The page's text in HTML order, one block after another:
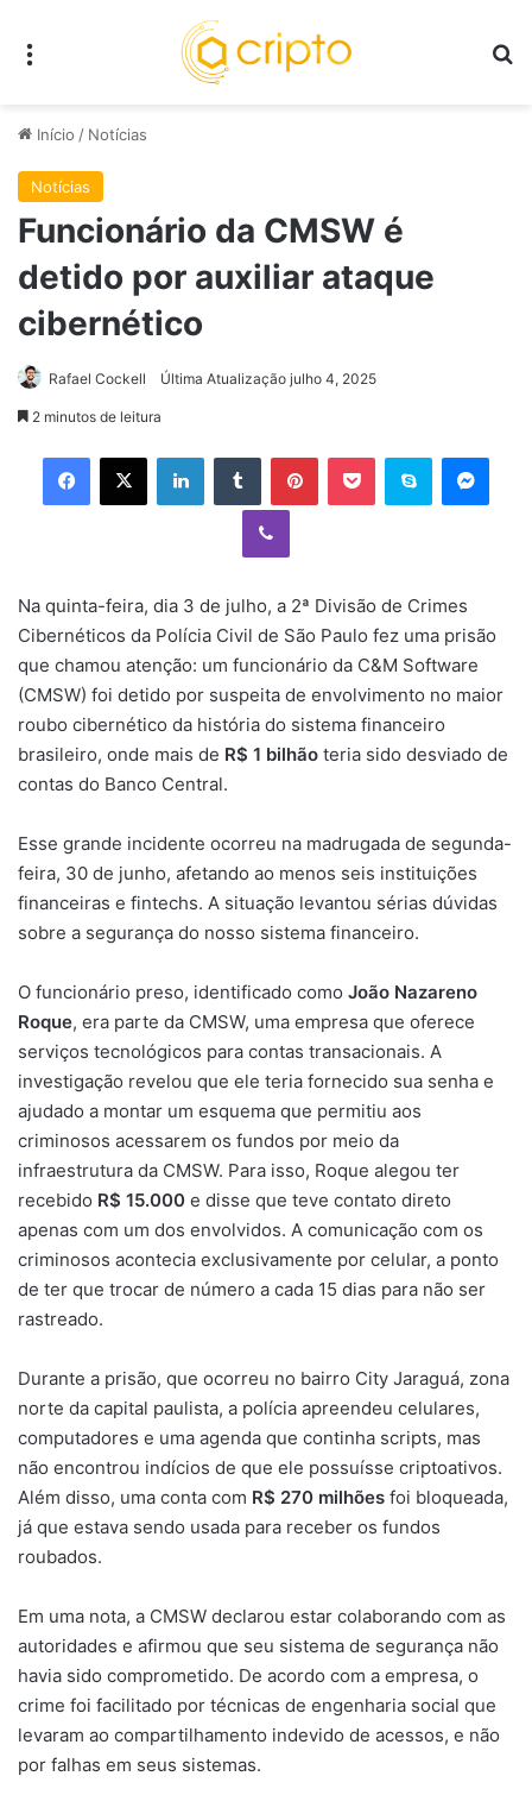
Início / Notícias
Notícias
Funcionário da CMSW é
detido por auxiliar ataque
cibernético
Rafael Cockell Última Atualização julho 4, 2025
2 minutos de leitura
Facebook
X LinkedinTumblr PinterestPocket Skype
Viber
Na quinta-feira, dia 3 de julho, a 2ª Divisão de Crimes
Cibernéticos da Polícia Civil de São Paulo fez uma prisão
que chamou atenção: um funcionário da C&M Software
(CMSW) foi detido por suspeita de envolvimento no maior
roubo cibernético da história do sistema financeiro
brasileiro, onde mais de R$ 1 bilhão teria sido desviado de
contas do Banco Central.
Esse grande incidente ocorreu na madrugada de segunda-
feira, 30 de junho, afetando ao menos seis instituições
financeiras e fintechs. A situação levantou sérias dúvidas
sobre a segurança do nosso sistema financeiro.
O funcionário preso, identificado como João Nazareno
Roque, era parte da CMSW, uma empresa que oferece
serviços tecnológicos para contas transacionais. A
investigação revelou que ele teria fornecido sua senha e
ajudado a montar um esquema que permitiu aos
criminosos acessarem os fundos por meio da
infraestrutura da CMSW. Para isso, Roque alegou ter
recebido R$ 15.000 e disse que teve contato direto
apenas com um dos envolvidos. A comunicação com os
criminosos acontecia exclusivamente por celular, a ponto
de ter que trocar de número a cada 15 dias para não ser
rastreado.
Durante a prisão, que ocorreu no bairro City Jaraguá, zona
norte da capital paulista, a polícia apreendeu celulares,
computadores e uma agenda que continha scripts, mas
não encontrou indícios de que ele possuísse criptoativos.
Além disso, uma conta com R$ 270 milhões foi bloqueada,
já que estava sendo usada para receber os fundos
roubados.
Em uma nota, a CMSW declarou estar colaborando com as
autoridades e afirmou que seu sistema de segurança não
havia sido comprometido. De acordo com a empresa, o
crime foi facilitado por técnicas de engenharia social que
levaram ao compartilhamento indevido de acessos, e não
por falhas em seus sistemas.